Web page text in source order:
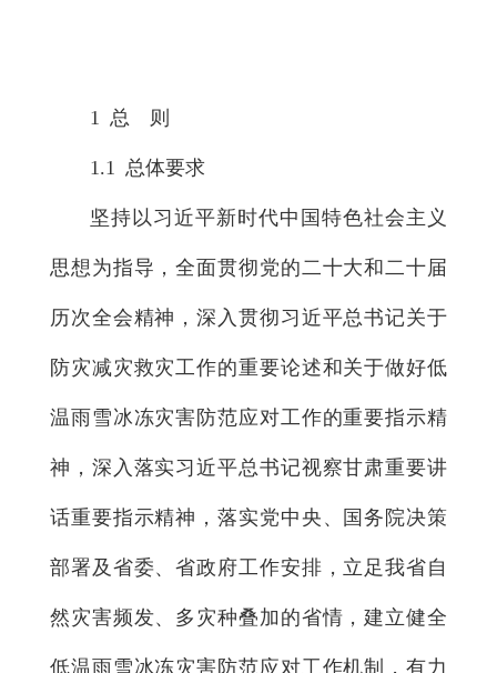
1 总 则
1.1 总体要求
坚持以习近平新时代中国特色社会主义
思想为指导，全面贯彻党的二十大和二十届
历次全会精神，深入贯彻习近平总书记关于
防灾减灾救灾工作的重要论述和关于做好低
温雨雪冰冻灾害防范应对工作的重要指示精
神，深入落实习近平总书记视察甘肃重要讲
话重要指示精神，落实党中央、国务院决策
部署及省委、省政府工作安排，立足我省自
然灾害频发、多灾种叠加的省情，建立健全
低温雨雪冰冻灾害防范应对工作机制，有力